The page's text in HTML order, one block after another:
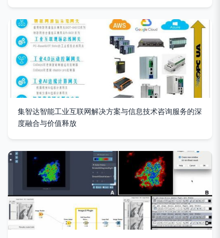
集智达智能工业互联网解决方案与信息技术咨询服务的深
度融合与价值释放